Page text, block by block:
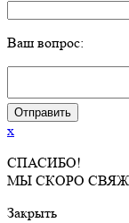
Ваш вопрос:
x
СПАСИБО!
МЫ СКОРО
Закрыть